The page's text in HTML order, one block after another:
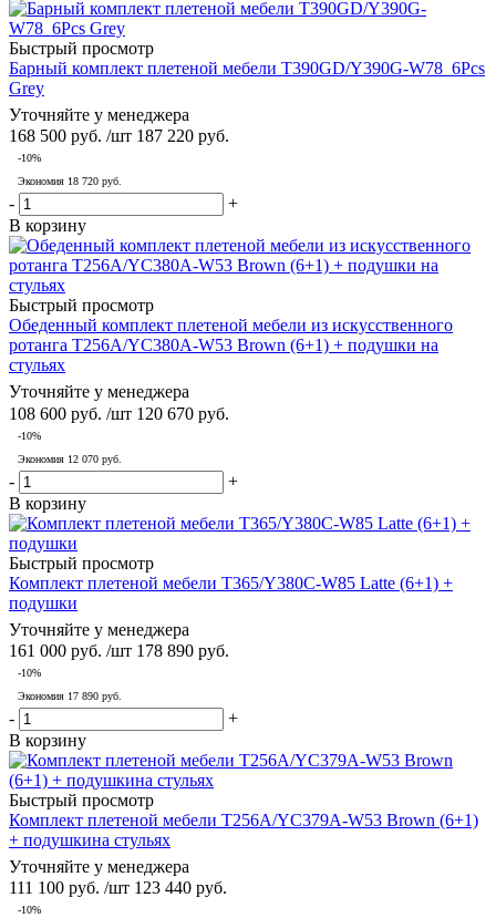
Быстрый просмотр
Барный комплект плетеной мебели T390GD/Y390G-W78_6Pcs
Grey
Уточняйте у менеджера
168 500 руб. /шт 187 220 руб.
-10%
Экономия 18 720 руб.
-
+
В корзину
Быстрый просмотр
Обеденный комплект плетеной мебели из искусственного
ротанга T256A/YC380A-W53 Brown (6+1) + подушки на
стульях
Уточняйте у менеджера
108 600 руб. /шт 120 670 руб.
-10%
Экономия 12 070 руб.
-
+
В корзину
Быстрый просмотр
Комплект плетеной мебели T365/Y380C-W85 Latte (6+1) +
подушки
Уточняйте у менеджера
161 000 руб. /шт 178 890 руб.
-10%
Экономия 17 890 руб.
-
+
В корзину
Быстрый просмотр
Комплект плетеной мебели T256A/YC379A-W53 Brown (6+1)
+ подушкина стульях
Уточняйте у менеджера
111 100 руб. /шт 123 440 руб.
-10%